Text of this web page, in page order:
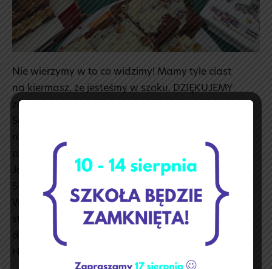
Nie wierzymy w to co widzimy! Mamy tyle ciast
na kiermasz, że jesteśmy w szoku. DZIĘKUJEMY
za zaangażowanie i pomoc w organizacji!
Serdeczne podziękowania za przygotowanie
niesamowitych ozdób świątecznych należą się:
p. Annie Rissmann p. Ewie Cierpikowskiej p. Annie
Jankowskiej a dla uczniów klasy IVp : Pawła
Słowikowskiego Szymona Umżyńskiego Patryka
Woźniczki za pomoc w obsłudze świątecznego
stoiska. Jest PRZEsłodko. Przypominamy, że cały
dochód z kiermaszu przeznaczymy na dary dla
Hospicjum Nadzieja w Toruniu.